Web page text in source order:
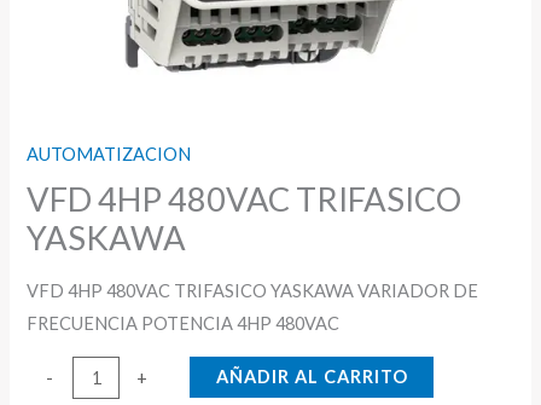
AUTOMATIZACION
VFD 4HP 480VAC TRIFASICO
YASKAWA
VFD 4HP 480VAC TRIFASICO YASKAWA VARIADOR DE
FRECUENCIA POTENCIA 4HP 480VAC
- + AÑADIR AL CARRITO